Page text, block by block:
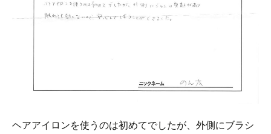
ヘアアイロンを使うのは初めてでしたが、外側にブラシ